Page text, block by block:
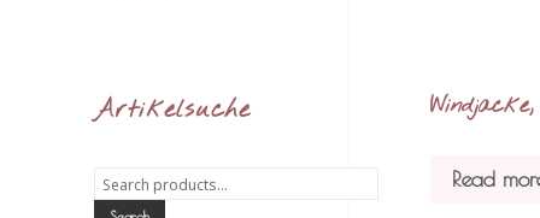
Artikelsuche
Search
for:
Read